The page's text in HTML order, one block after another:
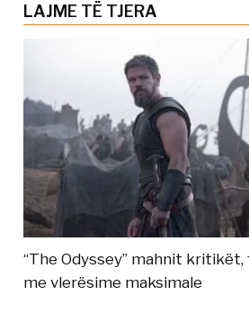
LAJME TË TJERA
“The Odyssey” mahnit kritikët,
me vlerësime maksimale